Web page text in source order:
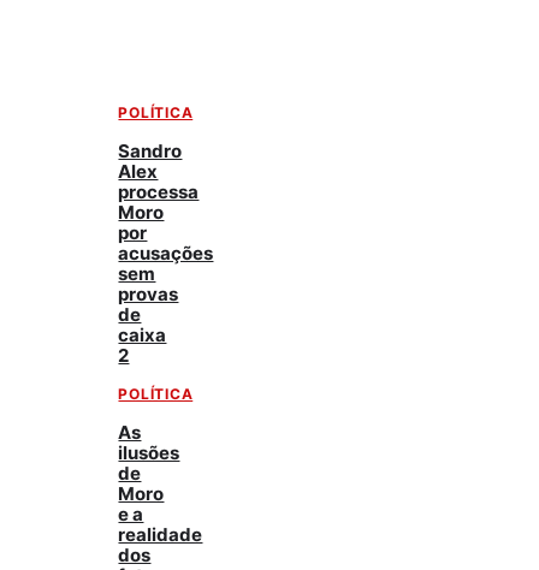
POLÍTICA
Sandro
Alex
processa
Moro
por
acusações
sem
provas
de
caixa
2
POLÍTICA
As
ilusões
de
Moro
e a
realidade
dos